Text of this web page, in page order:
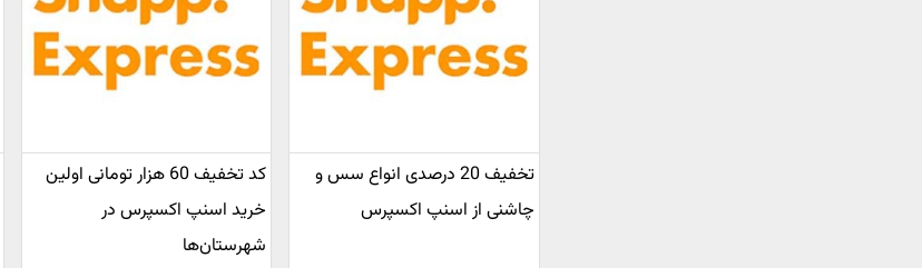
تخفیف 20 درصدی انواع سس و
چاشنی از اسنپ اکسپرس
کد تخفیف 60 هزار تومانی اولین
خرید اسنپ اکسپرس در
شهرستان‌ها